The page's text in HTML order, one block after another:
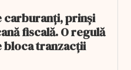
carburanți, prinși
fiscală. O regulă
bloca tranzacții